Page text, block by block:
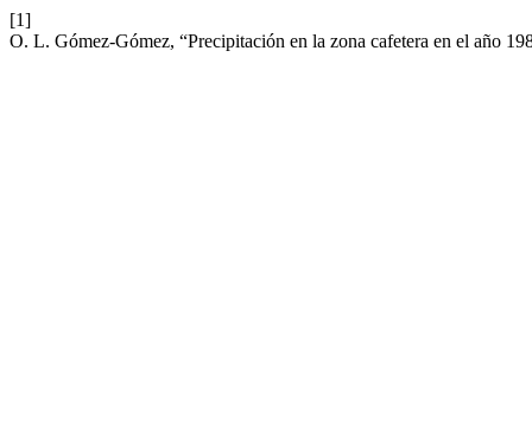
[1]
O. L. Gómez-Gómez, “Precipitación en la zona cafetera en el año